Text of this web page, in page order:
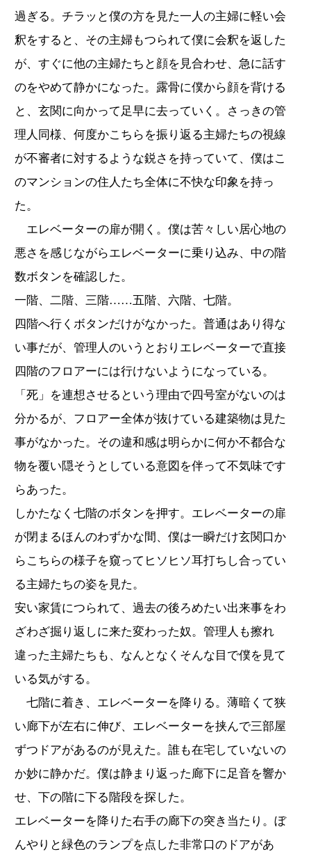
過ぎる。チラッと僕の方を見た一人の主婦に軽い会
釈をすると、その主婦もつられて僕に会釈を返した
が、すぐに他の主婦たちと顔を見合わせ、急に話す
のをやめて静かになった。露骨に僕から顔を背ける
と、玄関に向かって足早に去っていく。さっきの管
理人同様、何度かこちらを振り返る主婦たちの視線
が不審者に対するような鋭さを持っていて、僕はこ
のマンションの住人たち全体に不快な印象を持っ
た。
エレベーターの扉が開く。僕は苦々しい居心地の
悪さを感じながらエレベーターに乗り込み、中の階
数ボタンを確認した。
一階、二階、三階……五階、六階、七階。
四階へ行くボタンだけがなかった。普通はあり得な
い事だが、管理人のいうとおりエレベーターで直接
四階のフロアーには行けないようになっている。
「死」を連想させるという理由で四号室がないのは
分かるが、フロアー全体が抜けている建築物は見た
事がなかった。その違和感は明らかに何か不都合な
物を覆い隠そうとしている意図を伴って不気味です
らあった。
しかたなく七階のボタンを押す。エレベーターの扉
が閉まるほんのわずかな間、僕は一瞬だけ玄関口か
らこちらの様子を窺ってヒソヒソ耳打ちし合ってい
る主婦たちの姿を見た。
安い家賃につられて、過去の後ろめたい出来事をわ
ざわざ掘り返しに来た変わった奴。管理人も擦れ
違った主婦たちも、なんとなくそんな目で僕を見て
いる気がする。
七階に着き、エレベーターを降りる。薄暗くて狭
い廊下が左右に伸び、エレベーターを挟んで三部屋
ずつドアがあるのが見えた。誰も在宅していないの
か妙に静かだ。僕は静まり返った廊下に足音を響か
せ、下の階に下る階段を探した。
エレベーターを降りた右手の廊下の突き当たり。ぼ
んやりと緑色のランプを点した非常口のドアがあ